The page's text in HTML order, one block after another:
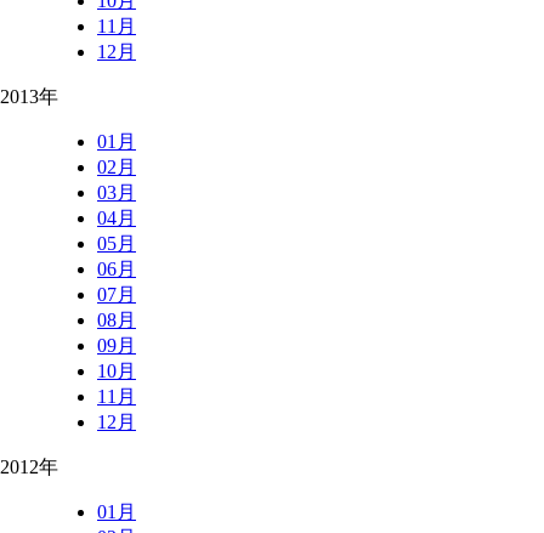
11月
12月
2013年
01月
02月
03月
04月
05月
06月
07月
08月
09月
10月
11月
12月
2012年
01月